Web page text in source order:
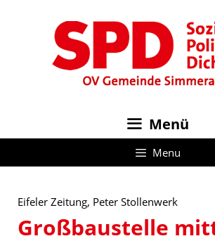
Menü
Menu
Eifeler Zeitung, Peter Stollenwerk
Großbaustelle